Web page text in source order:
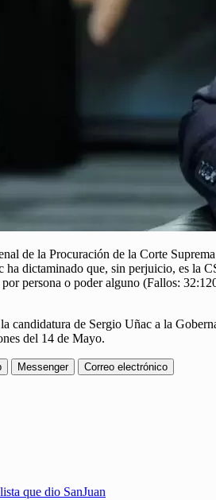
de la Procuración de la Corte
dictaminado que, sin perjuicio, es la
persona o poder alguno (Fallos:
candidatura de Sergio Uñac a la
del 14 de Mayo.
Messenger Correo electrónico
que dio SanJuan